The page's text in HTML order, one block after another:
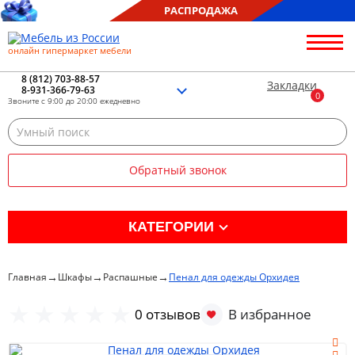
РАСПРОДАЖА
Контакты
Благотворительность
Блог
Сборка
Оплата
Отзывы
Закладки
онлайн гипермаркет мебели
8 (812) 703-88-57
8-931-366-79-63
Звоните с 9:00 до 20:00 ежедневно
Обратный звонок
КАТЕГОРИИ
Кухня
Гостиная
Главная→ Шкафы→ Распашные→ Пенал для одежды Орхидея
0 отзывов